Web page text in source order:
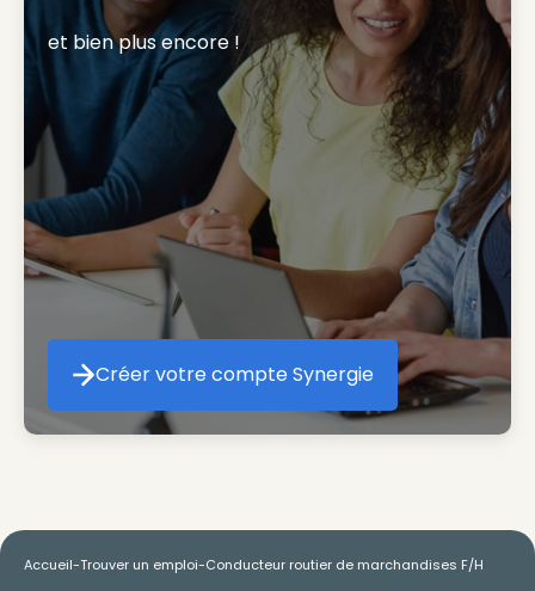
et bien plus encore !
Créer votre compte Synergie
Créer votre compte Synergie
Accueil-Trouver un emploi-Conducteur routier de marchandises F/H